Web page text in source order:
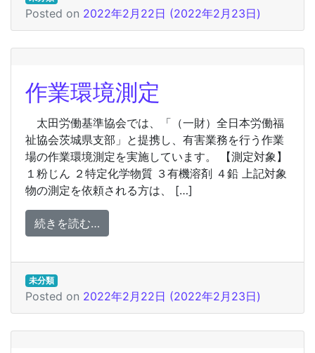
Posted on 2022年2月22日 (2022年2月23日)
作業環境測定
太田労働基準協会では、「（一財）全日本労働福
祉協会茨城県支部」と提携し、有害業務を行う作業
場の作業環境測定を実施しています。 【測定対象】
１粉じん ２特定化学物質 ３有機溶剤 ４鉛 上記対象
物の測定を依頼される方は、 […]
続きを読む…
未分類
Posted on 2022年2月22日 (2022年2月23日)